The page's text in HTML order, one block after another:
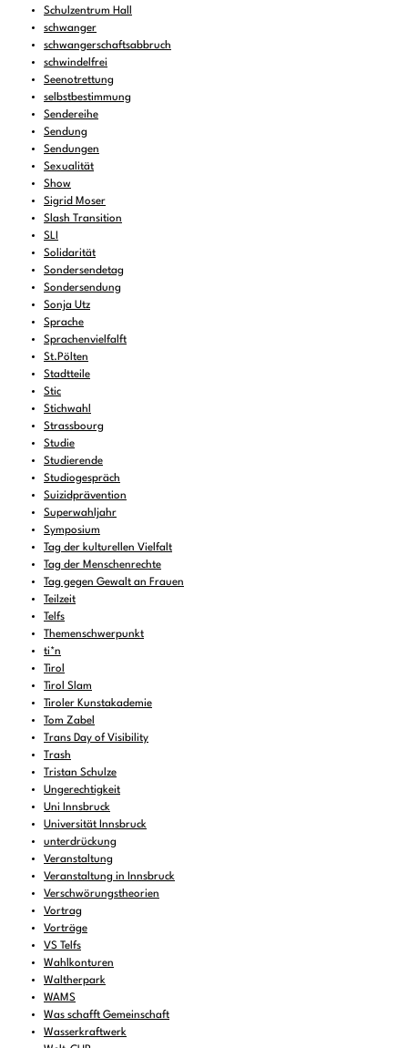
Schulzentrum Hall
schwanger
schwangerschaftsabbruch
schwindelfrei
Seenotrettung
selbstbestimmung
Sendereihe
Sendung
Sendungen
Sexualität
Show
Sigrid Moser
Slash Transition
SLI
Solidarität
Sondersendetag
Sondersendung
Sonja Utz
Sprache
Sprachenvielfalft
St.Pölten
Stadtteile
Stic
Stichwahl
Strassbourg
Studie
Studierende
Studiogespräch
Suizidprävention
Superwahljahr
Symposium
Tag der kulturellen Vielfalt
Tag der Menschenrechte
Tag gegen Gewalt an Frauen
Teilzeit
Telfs
Themenschwerpunkt
ti*n
Tirol
Tirol Slam
Tiroler Kunstakademie
Tom Zabel
Trans Day of Visibility
Trash
Tristan Schulze
Ungerechtigkeit
Uni Innsbruck
Universität Innsbruck
unterdrückung
Veranstaltung
Veranstaltung in Innsbruck
Verschwörungstheorien
Vortrag
Vorträge
VS Telfs
Wahlkonturen
Waltherpark
WAMS
Was schafft Gemeinschaft
Wasserkraftwerk